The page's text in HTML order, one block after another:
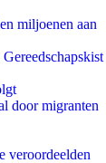
miljoenen aan
door migranten
veroordeelden